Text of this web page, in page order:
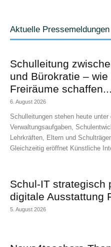
Aktuelle Pressemeldungen
Schulleitung
und Bürokratie –
Freiräume schaffen...
6. August 2026
Schulleitungen stehen heute
Verwaltungsaufgaben,
Lehrkräften, Eltern und
Gleichzeitig eröffnet Künstliche
Schul-IT strategisch
digitale Ausstattung
5. August 2026